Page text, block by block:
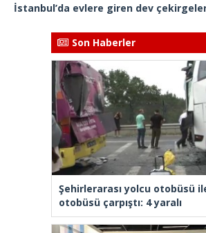
Son Haberler
Şehirlerarası yolcu otobüsü
otobüsü çarpıştı: 4 yaralı